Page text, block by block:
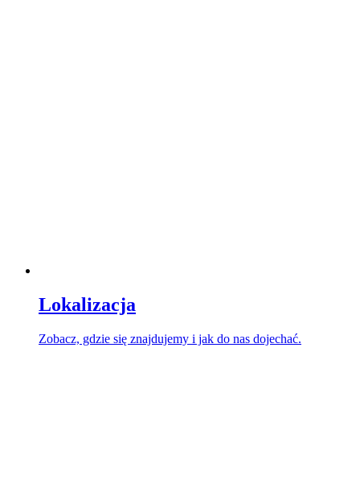
Lokalizacja
Zobacz, gdzie się znajdujemy i jak do nas dojechać.